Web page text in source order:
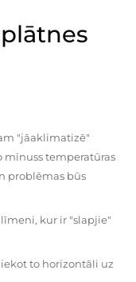
"jāaklimatizē"
mīnuss temperatūras
problēmas būs
kur ir "slapjie"
to horizontāli uz